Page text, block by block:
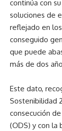
continúa con
soluciones de
reflejado en
conseguido
que puede
más de dos
Este dato,
Sostenibilidad
consecución
(ODS) y con la